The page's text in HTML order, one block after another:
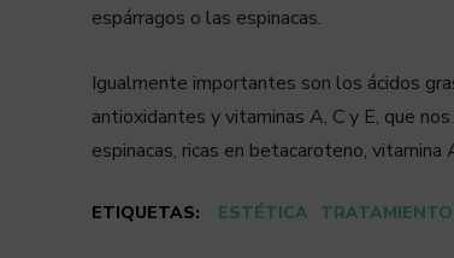
espárragos o las espinacas.
Igualmente importantes son los ácidos
antioxidantes y vitaminas A, C y E, que
espinacas, ricas en betacaroteno,
ETIQUETAS: ESTÉTICA